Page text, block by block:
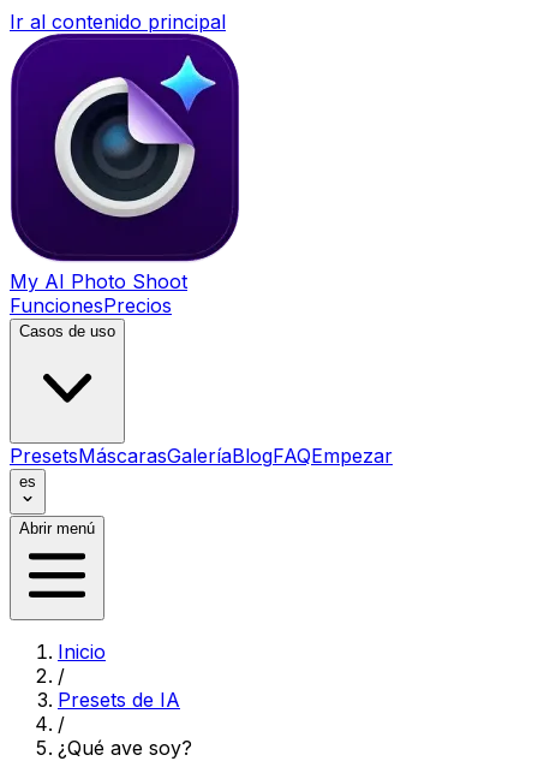
Ir al contenido principal
My AI Photo Shoot
FuncionesPrecios
Casos de uso
PresetsMáscarasGaleríaBlogFAQEmpezar
es
Abrir menú
Inicio
/
Presets de IA
/
¿Qué ave soy?